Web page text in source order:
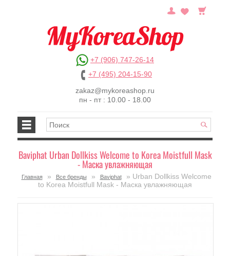
+7 (906) 747-26-14
+7 (495) 204-15-90
zakaz@mykoreashop.ru
пн - пт : 10.00 - 18.00
Baviphat Urban Dollkiss Welcome to Korea Moistfull Mask
- Маска увлажняющая
Главная » Все бренды » Baviphat
» Urban Dollkiss Welcome
to Korea Moistfull Mask - Маска увлажняющая